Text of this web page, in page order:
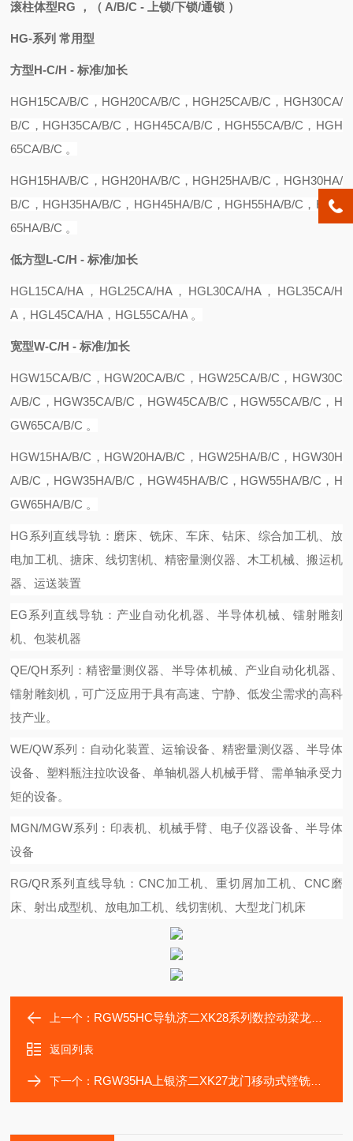
滚柱体型RG ， （ A/B/C - 上锁/下锁/通锁 ）
HG-系列 常用型
方型H-C/H - 标准/加长
HGH15CA/B/C ， HGH20CA/B/C， HGH25CA/B/C， HGH30CA/
B/C， HGH35CA/B/C， HGH45CA/B/C， HGH55CA/B/C， HGH
65CA/B/C 。
HGH15HA/B/C， HGH20HA/B/C， HGH25HA/B/C， HGH30HA/
B/C， HGH35HA/B/C， HGH45HA/B/C， HGH55HA/B/C， HGH
65HA/B/C 。
低方型L-C/H - 标准/加长
HGL15CA/HA，HGL25CA/HA ， HGL30CA/HA， HGL35CA/H
A ， HGL45CA/HA ， HGL55CA/HA 。
宽型W-C/H - 标准/加长
HGW15CA/B/C ， HGW20CA/B/C， HGW25CA/B/C， HGW30C
A/B/C， HGW35CA/B/C， HGW45CA/B/C， HGW55CA/B/C， H
GW65CA/B/C 。
HGW15HA/B/C， HGW20HA/B/C， HGW25HA/B/C， HGW30H
A/B/C， HGW35HA/B/C， HGW45HA/B/C， HGW55HA/B/C， H
GW65HA/B/C 。
HG系列直线导轨：磨床、铣床、车床、钻床、综合加工机、放
电加工机、搪床、线切割机、精密量测仪器、木工机械、搬运机
器、运送装置
EG系列直线导轨：产业自动化机器、半导体机械、镭射雕刻
机、包装机器
QE/QH系列：精密量测仪器、半导体机械、产业自动化机器、
镭射雕刻机，可广泛应用于具有高速、宁静、低发尘需求的高科
技产业。
WE/QW系列：自动化装置、运输设备、精密量测仪器、半导体
设备、塑料瓶注拉吹设备、单轴机器人机械手臂、需单轴承受力
矩的设备。
MGN/MGW系列：印表机、机械手臂、电子仪器设备、半导体
设备
RG/QR系列直线导轨：CNC加工机、重切屑加工机、CNC磨
床、射出成型机、放电加工机、线切割机、大型龙门机床
上一个： RGW55HC导轨济二XK28系列数控动梁龙门铣床滑块RGW55CC
返回列表
下一个： RGW35HA上银济二XK27龙门移动式镗铣床传动滑块RGW35CA